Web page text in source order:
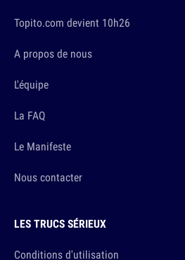
Topito.com devient 10h26
A propos de nous
L'équipe
La FAQ
Le Manifeste
Nous contacter
LES TRUCS SÉRIEUX
Conditions d'utilisation